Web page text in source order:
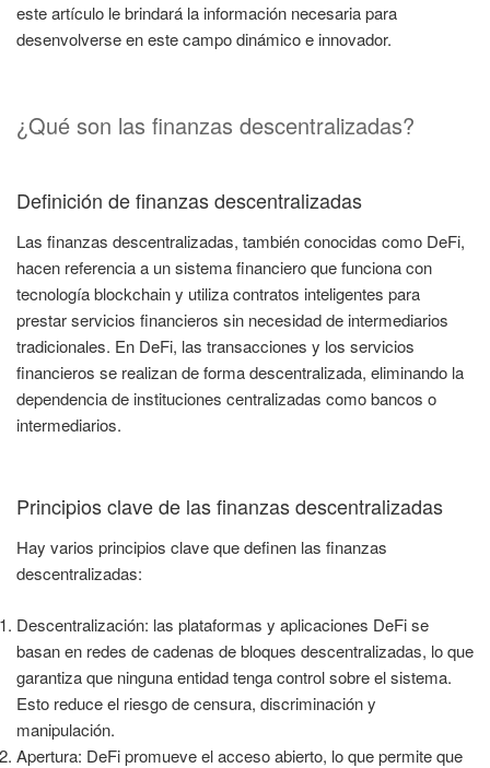
este artículo le brindará la información necesaria para
desenvolverse en este campo dinámico e innovador.
¿Qué son las finanzas descentralizadas?
Definición de finanzas descentralizadas
Las finanzas descentralizadas, también conocidas como DeFi,
hacen referencia a un sistema financiero que funciona con
tecnología blockchain y utiliza contratos inteligentes para
prestar servicios financieros sin necesidad de intermediarios
tradicionales. En DeFi, las transacciones y los servicios
financieros se realizan de forma descentralizada, eliminando la
dependencia de instituciones centralizadas como bancos o
intermediarios.
Principios clave de las finanzas descentralizadas
Hay varios principios clave que definen las finanzas
descentralizadas:
Descentralización: las plataformas y aplicaciones DeFi se
basan en redes de cadenas de bloques descentralizadas, lo que
garantiza que ninguna entidad tenga control sobre el sistema.
Esto reduce el riesgo de censura, discriminación y
manipulación.
Apertura: DeFi promueve el acceso abierto, lo que permite que